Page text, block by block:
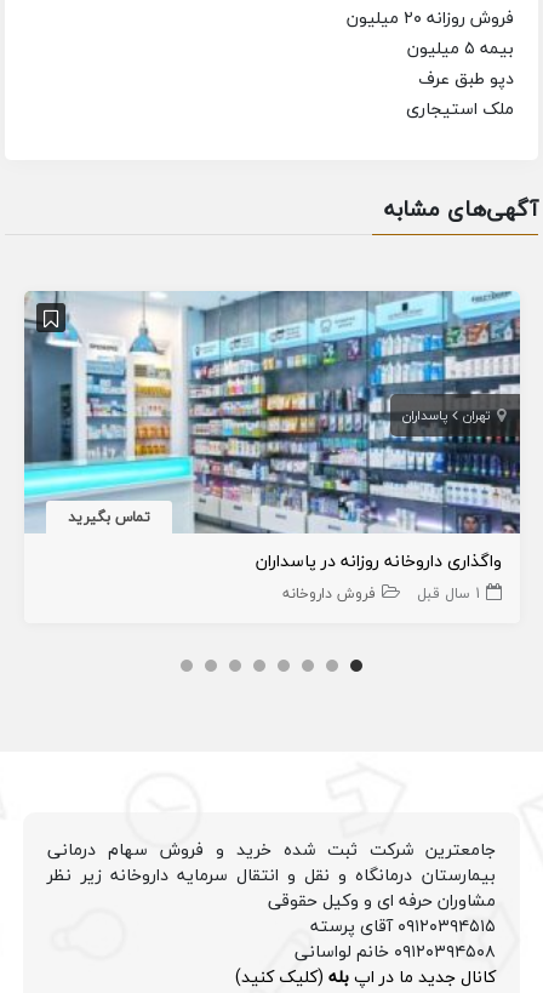
فروش روزانه ۲۰ میلیون
بیمه ۵ میلیون
دپو طبق عرف
ملک استیجاری
آگهی‌های مشابه
تهران پاسداران
تماس بگیرید
واگذاری داروخانه روزانه در پاسداران
1 سال قبل فروش داروخانه
جامعترین شرکت ثبت شده خرید و فروش سهام درمانی
بیمارستان درمانگاه و نقل و انتقال سرمایه داروخانه زیر نظر
مشاوران حرفه ای و وکیل حقوقی
۰۹۱۲۰۳۹۴۵۱۵ آقای پرسته
۰۹۱۲۰۳۹۴۵۰۸ خانم لواسانی
کانال جدید ما در اپبله (کلیک کنید)